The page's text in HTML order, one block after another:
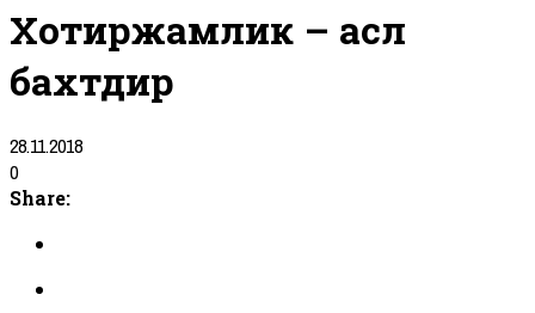
Хотиржамлик – асл
бахтдир
28.11.2018
0
Share: